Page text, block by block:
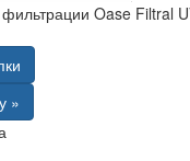
Oase Filtral
»